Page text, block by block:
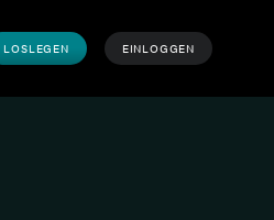
LOSLEGEN EINLOGGEN